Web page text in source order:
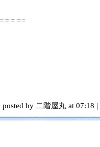
posted by 二階屋丸 at 07:18 |